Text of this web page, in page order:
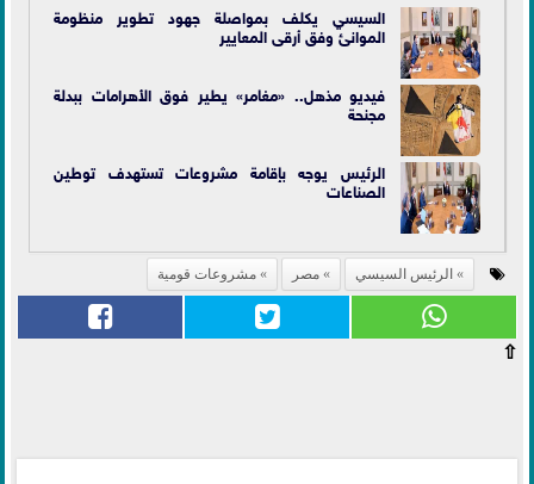
السيسي يكلف بمواصلة جهود تطوير منظومة
الموانئ وفق أرقى المعايير
فيديو مذهل.. «مغامر» يطير فوق الأهرامات ببدلة
مجنحة
الرئيس يوجه بإقامة مشروعات تستهدف توطين
الصناعات
الرئيس السيسي مصر مشروعات قومية
⇧